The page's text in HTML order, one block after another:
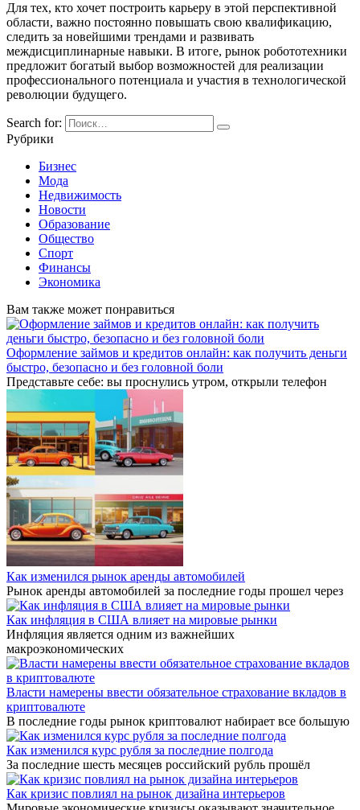
Для тех, кто хочет построить карьеру в этой перспективной
области, важно постоянно повышать свою квалификацию,
следить за новейшими трендами и развивать
междисциплинарные навыки. В итоге, рынок робототехники
предложит богатый выбор возможностей для реализации
профессионального потенциала и участия в технологической
революции будущего.
Search for:
Рубрики
Бизнес
Мода
Недвижимость
Новости
Образование
Общество
Спорт
Финансы
Экономика
Вам также может понравиться
Оформление займов и кредитов онлайн: как получить деньги
быстро, безопасно и без головной боли
Представьте себе: вы проснулись утром, открыли телефон
Как изменился рынок аренды автомобилей
Рынок аренды автомобилей за последние годы прошел через
Как инфляция в США влияет на мировые рынки
Инфляция является одним из важнейших
макроэкономических
Власти намерены ввести обязательное страхование вкладов в
криптовалюте
В последние годы рынок криптовалют набирает все большую
Как изменился курс рубля за последние полгода
За последние шесть месяцев российский рубль прошёл
Как кризис повлиял на рынок дизайна интерьеров